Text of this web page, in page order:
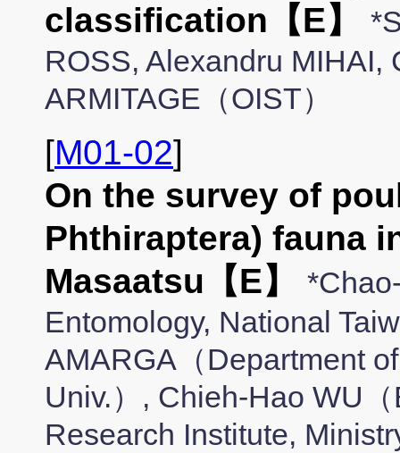
classification【E】
ROSS, Alexandru MIHAI,
ARMITAGE（OIST）
[M01-02]
On the survey of
Phthiraptera) fauna
Masaatsu【E】
Entomology, National
AMARGA（Department
Univ.）, Chieh-Hao WU
Research Institute,